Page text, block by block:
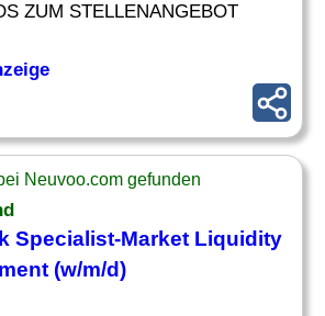
ZUM STELLENANGEBOT
Neuvoo.com gefunden
Specialist-Market Liquidity
(w/m/d)